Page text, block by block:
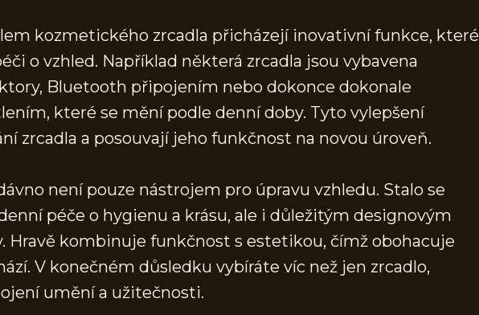
kozmetického zrcadla přicházejí inovativní funkce, které
o vzhled. Například některá zrcadla jsou vybavena
Bluetooth připojením nebo dokonce dokonale
které se mění podle denní doby. Tyto vylepšení
zrcadla a posouvají jeho funkčnost na novou úroveň.
není pouze nástrojem pro úpravu vzhledu. Stalo se
péče o hygienu a krásu, ale i důležitým designovým
Hravě kombinuje funkčnost s estetikou, čímž obohacuje
V konečném důsledku vybíráte víc než jen zrcadlo,
umění a užitečnosti.